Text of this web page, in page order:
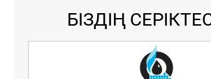
БІЗДІҢ